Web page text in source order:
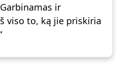
ir
viso to, ką jie priskiria